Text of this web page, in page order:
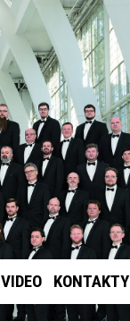
VIDEO KONTAKTY